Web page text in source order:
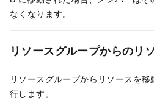
なくなります。
リソースグループからのリ
リソースグループからリソースを
行します。